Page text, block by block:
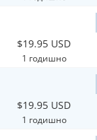
$19.95 USD
1 годишно
$19.95 USD
1 годишно